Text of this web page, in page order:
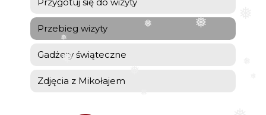
❅
❅
❅ ❅
Przebieg wizyty
Gadżety świąteczne
Zdjęcia z Mikołajem